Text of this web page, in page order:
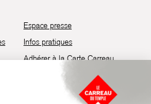
Espace presse
Infos pratiques
Adhérer à la Carte Carreau